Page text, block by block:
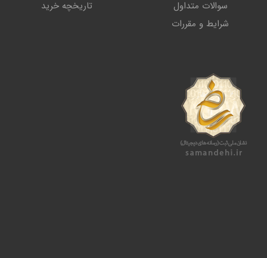
سوالات متداول
شرایط و مقررات
تاریخچه خرید